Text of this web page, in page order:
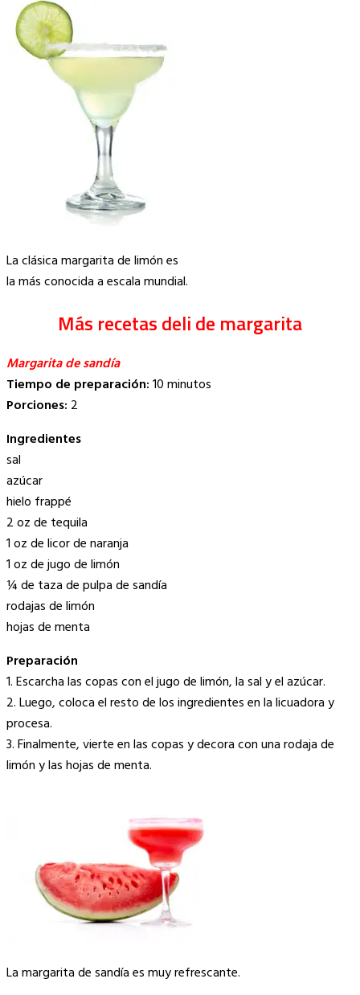
La clásica margarita de limón es
la más conocida a escala mundial.
Más recetas deli de margarita
Margarita de sandía
Tiempo de preparación:10 minutos
Porciones: 2
Ingredientes
sal
azúcar
hielo frappé
2 oz de tequila
1 oz de licor de naranja
1 oz de jugo de limón
¼ de taza de pulpa de sandía
rodajas de limón
hojas de menta
Preparación
1. Escarcha las copas con el jugo de limón, la sal y el azúcar.
2. Luego, coloca el resto de los ingredientes en la licuadora y
procesa.
3. Finalmente, vierte en las copas y decora con una rodaja de
limón y las hojas de menta.
La margarita de sandía es muy refrescante.